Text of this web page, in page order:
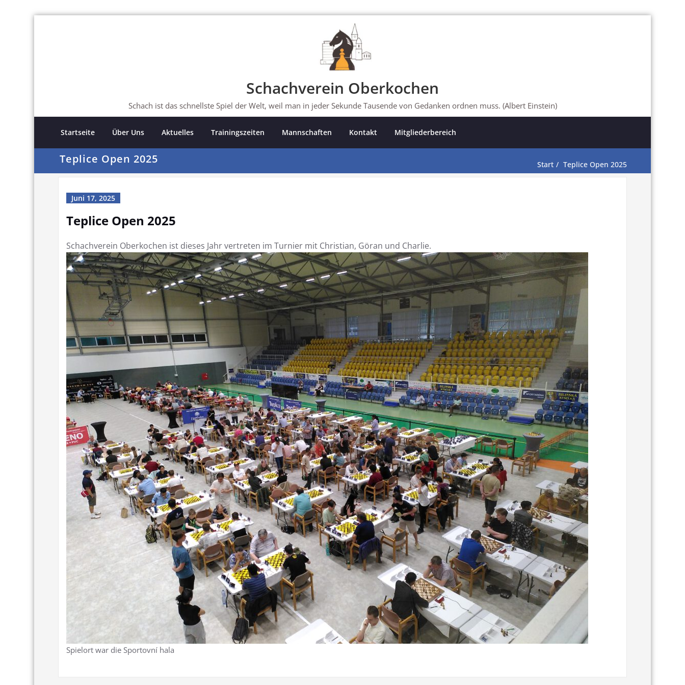
Schachverein Oberkochen
Schach ist das schnellste Spiel der Welt, weil man in jeder Sekunde Tausende von Gedanken ordnen muss. (Albert Einstein)
Startseite Über Uns Aktuelles Trainingszeiten Mannschaften Kontakt Mitgliederbereich
Teplice Open 2025 Start Teplice Open 2025
Juni 17, 2025
Teplice Open 2025
Schachverein Oberkochen ist dieses Jahr vertreten im Turnier mit Christian, Göran und Charlie.
Spielort war die Sportovní hala